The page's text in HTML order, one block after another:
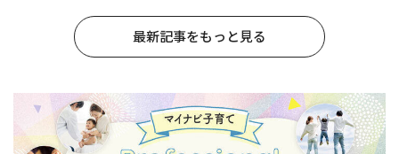
最新記事をもっと見る